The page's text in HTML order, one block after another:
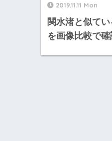
2019.11.11 Mon
関水渚と似て
を画像比較で確